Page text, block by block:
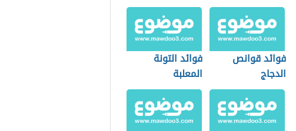
فوائد قوانص
الدجاج
فوائد التونة
المعلبة